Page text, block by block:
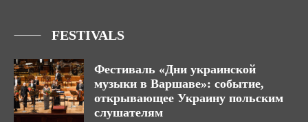
FESTIVALS
Фестиваль «Дни украинской
музыки в Варшаве»: событие,
открывающее Украину польским
слушателям